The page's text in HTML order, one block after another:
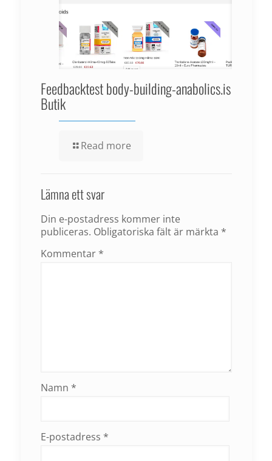
Feedbacktest body-building-anabolics.is
Butik
Read more
Lämna ett svar
Din e-postadress kommer inte
publiceras. Obligatoriska fält är märkta *
Kommentar *
Namn *
E-postadress *